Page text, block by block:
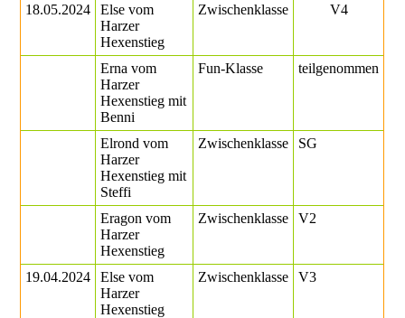
18.05.2024
Else vom
Harzer
Hexenstieg
Zwischenklasse V4
Erna vom
Harzer
Hexenstieg mit
Benni
Fun-Klasse teilgenommen
Elrond vom
Harzer
Hexenstieg mit
Steffi
Zwischenklasse SG
Eragon vom
Harzer
Hexenstieg
Zwischenklasse V2
19.04.2024
Else vom
Harzer
Hexenstieg
Zwischenklasse V3